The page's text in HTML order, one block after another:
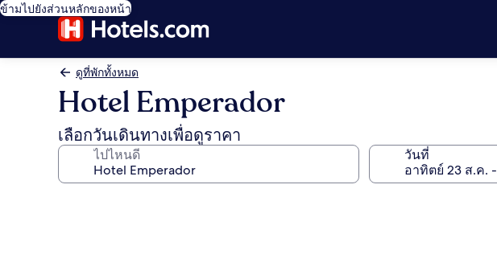
ข้ามไปยังส่วนหลักของหน้า
ดูที่พักทั้งหมด
Hotel Emperador
เลือกวันเดินทางเพื่อดูราคา
ไปไหนดี วันที่